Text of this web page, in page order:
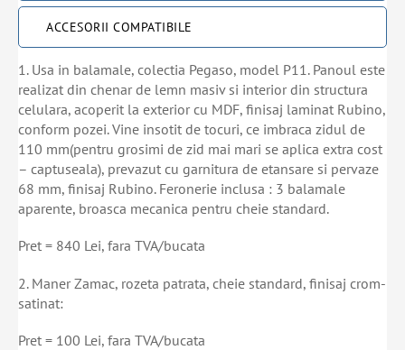
ACCESORII COMPATIBILE
1. Usa in balamale, colectia Pegaso, model P11. Panoul este
realizat din chenar de lemn masiv si interior din structura
celulara, acoperit la exterior cu MDF, finisaj laminat Rubino,
conform pozei. Vine insotit de tocuri, ce imbraca zidul de
110 mm(pentru grosimi de zid mai mari se aplica extra cost
– captuseala), prevazut cu garnitura de etansare si pervaze
68 mm, finisaj Rubino. Feronerie inclusa : 3 balamale
aparente, broasca mecanica pentru cheie standard.
Pret = 840 Lei, fara TVA/bucata
2. Maner Zamac, rozeta patrata, cheie standard, finisaj crom-
satinat:
Pret = 100 Lei, fara TVA/bucata